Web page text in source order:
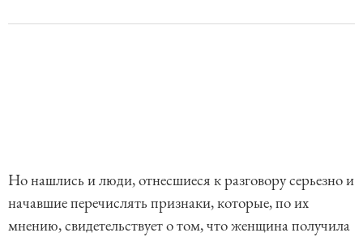
Но нашлись и люди, отнесшиеся к разговору серьезно и
начавшие перечислять признаки, которые, по их
мнению, свидетельствует о том, что женщина получила